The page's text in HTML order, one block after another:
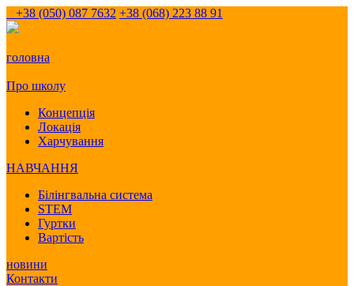
+38 (050) 087 7632 +38 (068) 223 88 91
головна
Про школу
Концепція
Локація
Харчування
НАВЧАННЯ
Білінгвальна система
STEM
Гуртки
Вартість
новини
Контакти